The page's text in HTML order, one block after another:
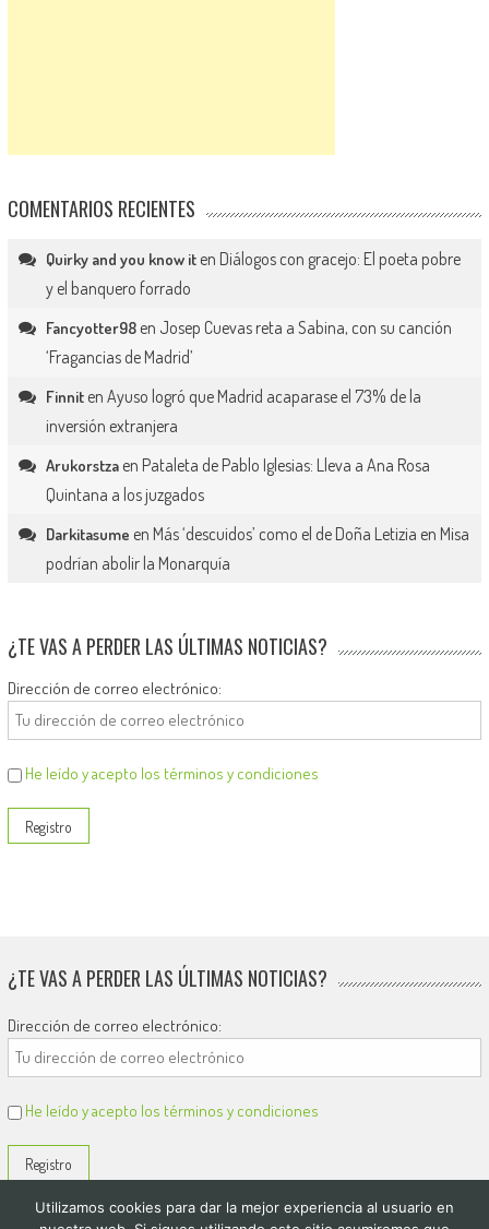
COMENTARIOS RECIENTES
Quirky and you know iten Diálogos con gracejo: El poeta pobre
y el banquero forrado
Fancyotter98en Josep Cuevas reta a Sabina, con su canción
‘Fragancias de Madrid’
Finniten Ayuso logró que Madrid acaparase el 73% de la
inversión extranjera
Arukorstzaen Pataleta de Pablo Iglesias: Lleva a Ana Rosa
Quintana a los juzgados
Darkitasume en Más ‘descuidos’ como el de Doña Letizia en Misa
podrían abolir la Monarquía
¿TE VAS A PERDER LAS ÚLTIMAS NOTICIAS?
Dirección de correo electrónico:
He leído y acepto los términos y condiciones
¿TE VAS A PERDER LAS ÚLTIMAS NOTICIAS?
Dirección de correo electrónico:
He leído y acepto los términos y condiciones
Utilizamos cookies para dar la mejor experiencia al usuario en